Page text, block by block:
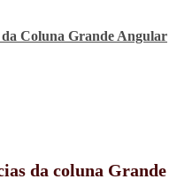
da Coluna Grande Angular
da coluna Grande